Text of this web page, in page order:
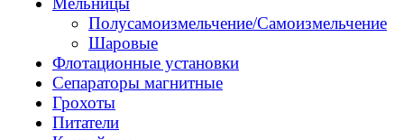
Полусамоизмельчение/Самоизмельчение
Шаровые
Флотационные установки
Сепараторы магнитные
Грохоты
Питатели